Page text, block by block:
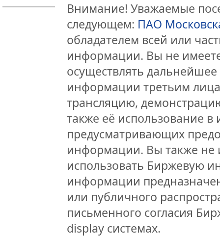
Внимание! Уважаемые
следующем: ПАО
обладателем всей или
информации. Вы не
осуществлять
информации третьим
трансляцию,
также её использование
предусматривающих
информации. Вы также не
использовать Биржевую
информации
или публичного
письменного согласия
display системах.